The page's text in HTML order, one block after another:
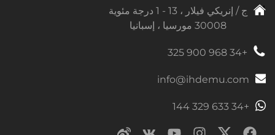
ج / إنريكي فيلار ، 13 - 1 درجة مئوية
30008 مورسيا ، إسبانيا
+34 968 900 325
info@ihdemu.com
+34 633 329 144